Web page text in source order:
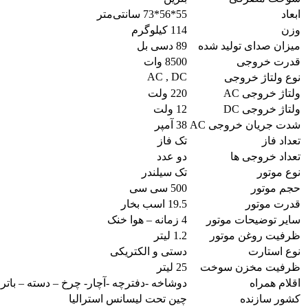
ابعاد
55*56*73 سانتی‌متر
وزن
114 کیلوگرم
میزان صدای تولید شده
89 دسی بل
قدرت خروجی
8500 وات
نوع ولتاژ خروجی
AC , DC
ولتاژ خروجی AC
220 ولت
ولتاژ خروجی DC
12 ولت
شدت جریان خروجی AC
38 آمپر
تعداد فاز
تک فاز
تعداد خروجی ها
دو عدد
نوع موتور
تک سیلندر
حجم موتور
500 سی سی
قدرت موتور
19.5 اسب بخار
سایر توضیحات موتور
4 زمانه – هوا خنک
ظرفیت روغن موتور
1.2 لیتر
نوع استارت
دستی و الکتریکی
ظرفیت مخزن سوخت
25 لیتر
اقلام همراه
دوشاخه -دفترچه -آچار- چرخ – دسته –
کشور سازنده
چین تحت لیسانس استرالیا